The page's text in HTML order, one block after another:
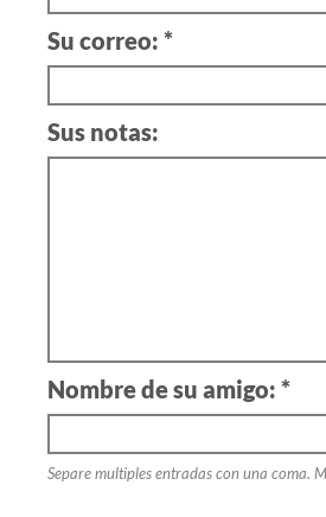
FundéuRAE es una
y la Real Academia
Internet.
Su correo: *
Sus notas:
Nombre de su amigo: *
Separe multiples entradas con una coma.